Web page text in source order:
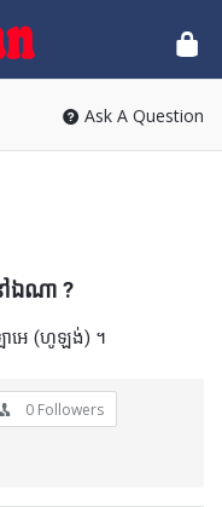
Ask A Question
ៅឯណា ?
ឡាអេ (ហូឡង់) ។
0 Followers